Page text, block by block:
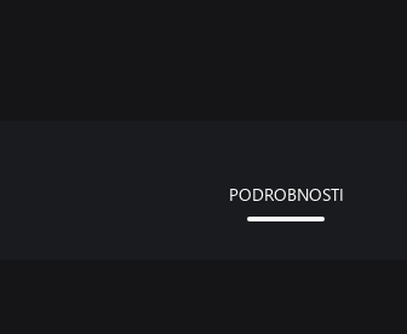
PODROBNOSTI